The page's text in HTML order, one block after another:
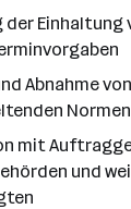
der Einhaltung
Abnahme
mit
und